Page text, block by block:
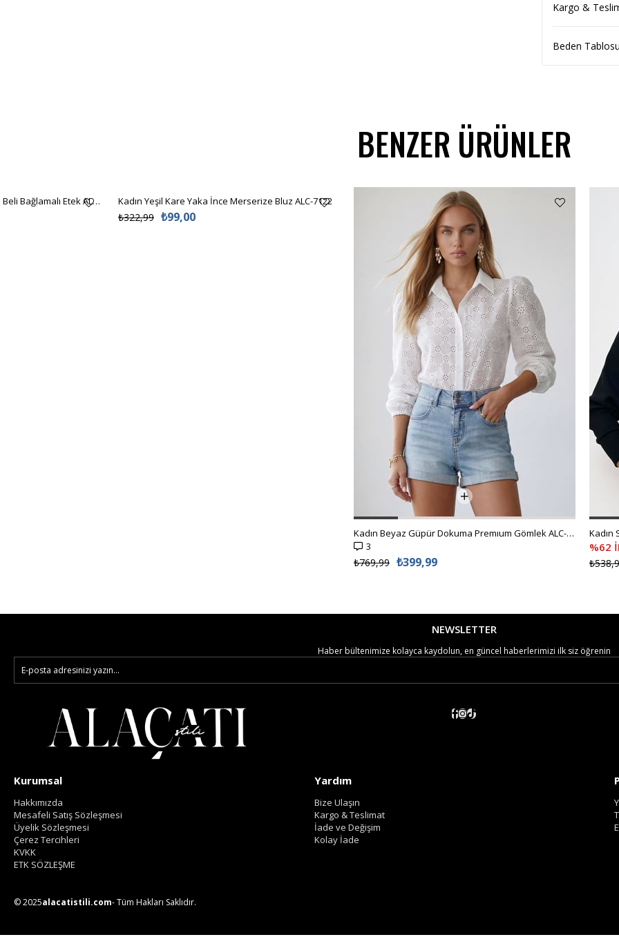
Kargo &
Beden
BENZER ÜRÜNLER
Kadın Siyah Asimetrik Kesim Beli Bağlamalı Etek ALC-X5001 Kadın Yeşil Kare Yaka İnce Merserize Bluz ALC-7122
₺99,00
₺322,99
Kadın Beyaz Güpür Dokuma Premıum Gömlek ALC-X4366
3
₺399,99
₺769,99
%62
NEWSLETTER
Haber bültenimize kolayca kaydolun, en güncel haberlerimizi ilk siz öğrenin
Kurumsal
Hakkımızda
Mesafeli Satış Sözleşmesi
Üyelik Sözleşmesi
Çerez Tercihleri
KVKK
ETK SÖZLEŞME
Yardım
Bize Ulaşın
Kargo & Teslimat
İade ve Değişim
Kolay İade
© 2025alacatistili.com- Tüm Hakları Saklıdır.